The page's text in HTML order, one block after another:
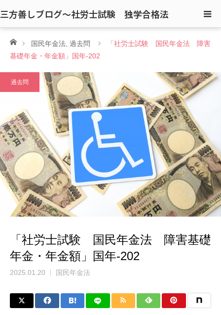
三方善しブログ〜社労士試験 独学合格法
ホーム国民年金法 過去問
「社労士試験 国民年金法 障害
基礎年金・年金額」国年-202
過去問
「社労士試験 国民年金法 障害基礎
年金・年金額」国年-202
2025.01.20 国民年金法